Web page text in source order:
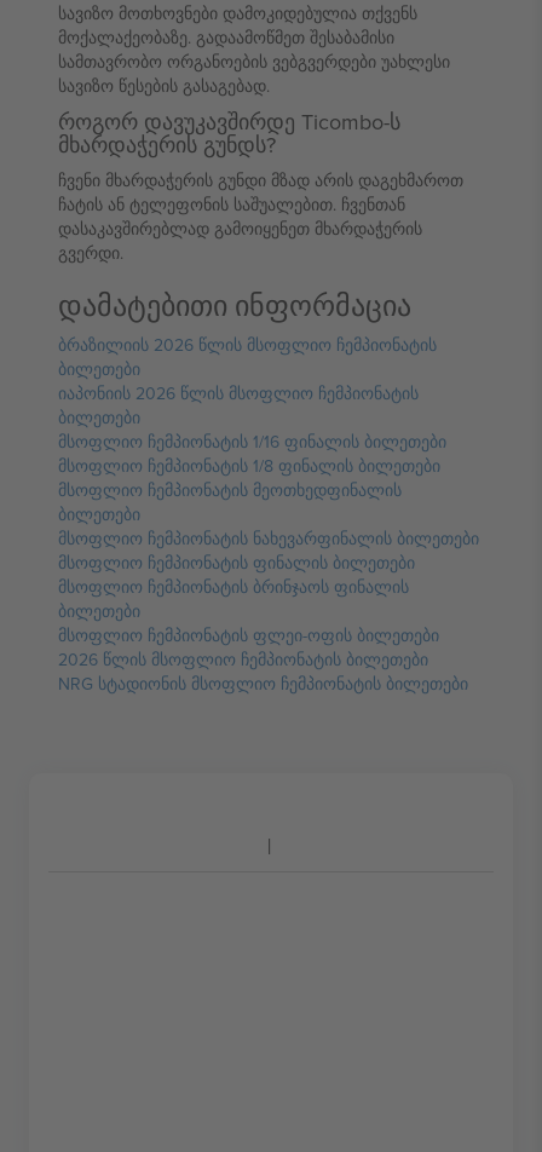
სავიზო მოთხოვნები დამოკიდებულია თქვენს
მოქალაქეობაზე. გადაამოწმეთ შესაბამისი
სამთავრობო ორგანოების ვებგვერდები უახლესი
სავიზო წესების გასაგებად.
როგორ დავუკავშირდე Ticombo-ს
მხარდაჭერის გუნდს?
ჩვენი მხარდაჭერის გუნდი მზად არის დაგეხმაროთ
ჩატის ან ტელეფონის საშუალებით. ჩვენთან
დასაკავშირებლად გამოიყენეთ მხარდაჭერის
გვერდი.
დამატებითი ინფორმაცია
ბრაზილიის 2026 წლის მსოფლიო ჩემპიონატის
ბილეთები
იაპონიის 2026 წლის მსოფლიო ჩემპიონატის
ბილეთები
მსოფლიო ჩემპიონატის 1/16 ფინალის ბილეთები
მსოფლიო ჩემპიონატის 1/8 ფინალის ბილეთები
მსოფლიო ჩემპიონატის მეოთხედფინალის
ბილეთები
მსოფლიო ჩემპიონატის ნახევარფინალის ბილეთები
მსოფლიო ჩემპიონატის ფინალის ბილეთები
მსოფლიო ჩემპიონატის ბრინჯაოს ფინალის
ბილეთები
მსოფლიო ჩემპიონატის ფლეი-ოფის ბილეთები
2026 წლის მსოფლიო ჩემპიონატის ბილეთები
NRG სტადიონის მსოფლიო ჩემპიონატის ბილეთები